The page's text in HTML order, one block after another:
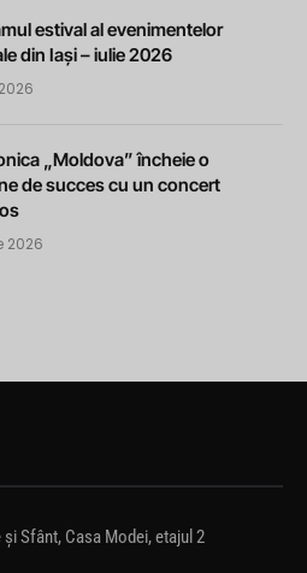
estival al evenimentelor
din Iași – iulie 2026
„Moldova” încheie o
de succes cu un concert
2026
Sfânt, Casa Modei, etajul 2